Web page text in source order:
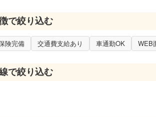
で絞り込む
険完備 交通費支給あり 車通勤OK WEB
で絞り込む